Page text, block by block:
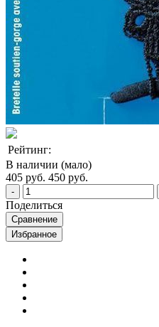
Рейтинг:
В наличии (мало)
405 руб. 450 руб.
Поделиться
Сравнение
Избранное